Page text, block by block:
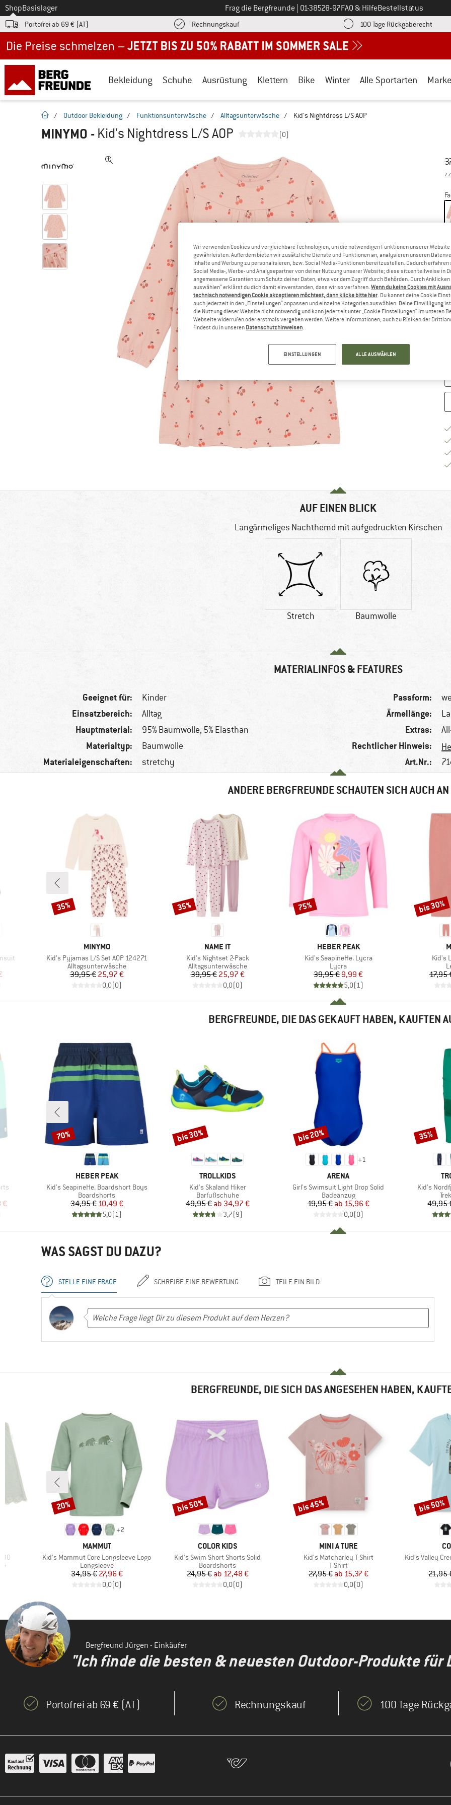
Zum
ShopBasislager Frag die Bergfreunde Ruf uns an unter
01-38528-97FAQ & HilfeBestellstatus
Portofrei ab 69 € (AT) RechnungskaufFinde die Zahlungs-Infos hier! Öffnet sich in einer Infobox
100 Tage Rückgaberecht
Bekleidung Schuhe Ausrüstung Klettern Bike Winter Alle Sportarten
Startseite
/ Outdoor Bekleidung / Funktionsunterwäsche / Alltagsunterwäsche / Kid's Nightdress L/S AOP
MINYMO - Kid's Nightdress L/S AOP (0)
AUF EINEN BLICK
Langärmeliges Nachthemd mit aufgedruckten Kirschen
Stretch Baumwolle
MATERIALINFOS & FEATURES
Geeignet für: Kinder
Einsatzbereich: Alltag
Hauptmaterial: 95% Baumwolle, 5% Elasthan
Materialtyp: Baumwolle
Materialeigenschaften: stretchy
Passform:
Ärmellänge:
Extras:
Rechtlicher Hinweis:
Art.Nr.:
ANDERE BERGFREUNDE SCHAUTEN SICH AUCH AN
Preis
MARKE
MINYMO
Artikel
Kid's Pyjamas L/S Set AOP 124271
Produktgruppe
Alltagsunterwäsche
Preis
39,95 €reduzierter Preis
25,97 €
0,0(0)
Rabatt
35%
MARKE
NAME IT
Artikel
Kid's Nightset 2-Pack
Produktgruppe
Alltagsunterwäsche
Preis
39,95 €reduzierter Preis
25,97 €
0,0(0)
Rabatt
35%
MARKE
HEBER PEAK
Artikel
Kid's SeapineHe. Lycra
Produktgruppe
Lycra
Preis
39,95 €reduzierter Preis
9,99 €
5,0(1)
Rabatt
75%
Artikel
Kid's
17,95
Rabatt
bis 30%
BERGFREUNDE, DIE DAS GEKAUFT HABEN, KAUFTEN
Preis
€
MARKE
HEBER PEAK
Artikel
Kid's SeapineHe. Boardshort Boys
Produktgruppe
Boardshorts
Preis
34,95 €reduzierter Preis
10,49 €
5,0(1)
Rabatt
70%
MARKE
TROLLKIDS
Artikel
Kid's Skaland Hiker
Produktgruppe
Barfußschuhe
Preis
49,95 € reduzierter Preis
ab 34,97 €
3,7(9)
Rabatt
bis 30%
+1
MARKE
ARENA
Artikel
Girl's Swimsuit Light Drop Solid
Produktgruppe
Badeanzug
Preis
19,95 € reduzierter Preis
ab 15,96 €
0,0(0)
Rabatt
bis 20%
Artikel
Kid's
49,95
Rabatt
35%
WAS SAGST DU DAZU?
STELLE EINE FRAGE SCHREIBE EINE BEWERTUNG TEILE EIN BILD
BERGFREUNDE, DIE SICH DAS ANGESEHEN HABEN,
30
+2
MARKE
MAMMUT
Artikel
Kid's Mammut Core Longsleeve Logo
Produktgruppe
Longsleeve
Preis
34,95 €reduzierter Preis
27,96 €
0,0(0)
Rabatt
20%
MARKE
COLOR KIDS
Artikel
Kid's Swim Short Shorts Solid
Produktgruppe
Boardshorts
Preis
24,95 € reduzierter Preis
ab 12,48 €
0,0(0)
Rabatt
bis 50%
MARKE
MINI A TURE
Artikel
Kid's Matcharley T-Shirt
Produktgruppe
T-Shirt
Preis
27,95 € reduzierter Preis
ab 15,37 €
0,0(0)
Rabatt
bis 45%
Artikel
Kid's Valley
21,95
Rabatt
bis 50%
Bergfreund Jürgen - Einkäufer
"Ich finde die besten & neuesten Outdoor-Produkte für
Portofrei ab 69 € (AT) Rechnungskauf 100 Tage
Wir verwenden Cookies und vergleichbare Technologien, um die notwendigen Funktionen unserer Website
gewährleisten. Außerdem bieten wir zusätzliche Dienste und Funktionen an, analysieren unseren
Inhalte und Werbung zu personalisieren, bzw. Social Media-Funktionen bereitzustellen. Dadurch erfahren
Social Media-, Werbe- und Analysepartner von deiner Nutzung unserer Website; diese sitzen teilweise in
angemessene Garantien zum Schutz deiner Daten, etwa vor dem Zugriff durch Behörden. Durch Anklicken
auswählen“ erklärst du dich damit einverstanden, dass wir so verfahren. Wenn du keine Cookies mit
technisch notwendigen Cookie akzeptieren möchtest, dann klicke bitte hier. Du kannst deine Cookie
auch jederzeit in den „Einstellungen“ anpassen und einzelne Kategorien auswählen. Deine Einwilligung
die Nutzung dieser Website nicht notwendig und kann jederzeit unter „Cookie Einstellungen“ im unteren
Webseite widerrufen oder erstmals vergeben werden. Weitere Informationen, auch zu Risiken der
findest du in unseren Datenschutzhinweisen.
EINSTELLUNGEN ALLE AUSWÄHLEN